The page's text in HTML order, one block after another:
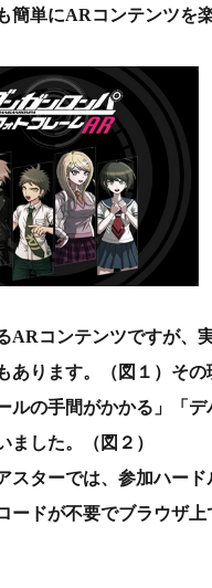
簡単にARコンテンツを
ARコンテンツですが、
あります。（図１）そ
ルの手間がかかる」「
ました。（図２）
スターでは、参加ハー
ードが不要でブラウザ